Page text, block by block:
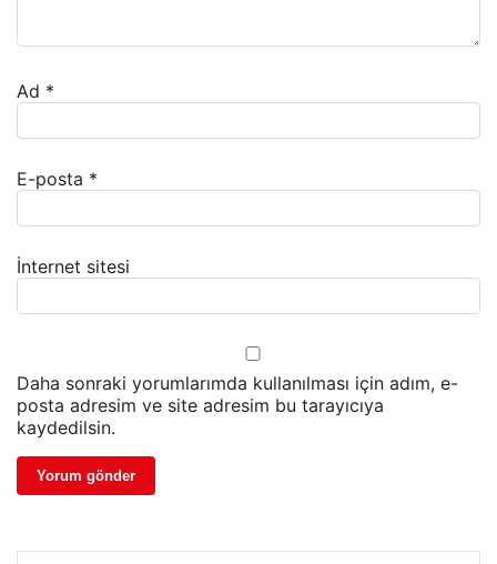
Ad *
E-posta *
İnternet sitesi
Daha sonraki yorumlarımda kullanılması için adım, e-
posta adresim ve site adresim bu tarayıcıya
kaydedilsin.